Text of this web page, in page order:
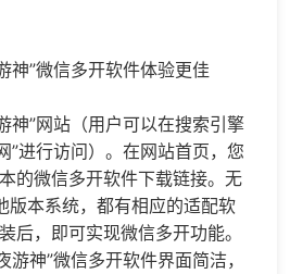
神”微信多开软件体验更佳
神”网站（用户可以在搜索引擎
”进行访问）。在网站首页，您
的微信多开软件下载链接。无
版本系统，都有相应的适配软
后，即可实现微信多开功能。
神”微信多开软件界面简洁，